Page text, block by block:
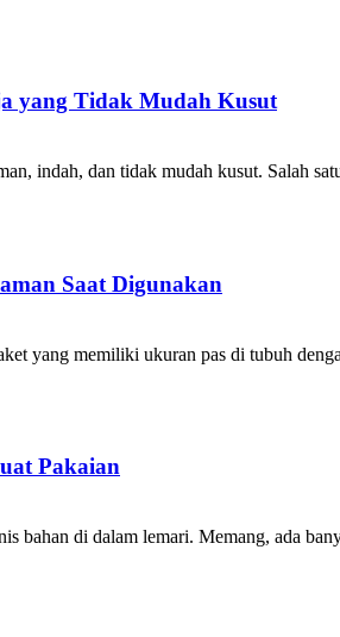
yang Tidak Mudah Kusut
indah, dan tidak mudah kusut. Salah
Saat Digunakan
yang memiliki ukuran pas di tubuh
Pakaian
bahan di dalam lemari. Memang, ada